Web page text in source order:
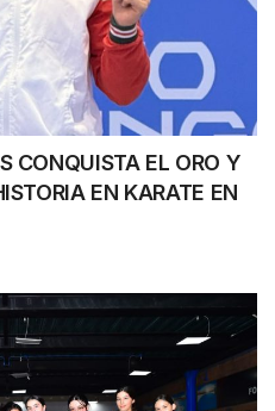
CONQUISTA EL ORO Y
EN KARATE EN